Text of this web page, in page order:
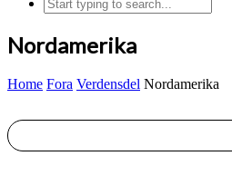
Nordamerika
Home Fora Verdensdel Nordamerika